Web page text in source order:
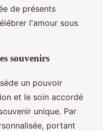
de présents
l'amour sous
souvenirs
un pouvoir
et le soin accordé
unique. Par
portant